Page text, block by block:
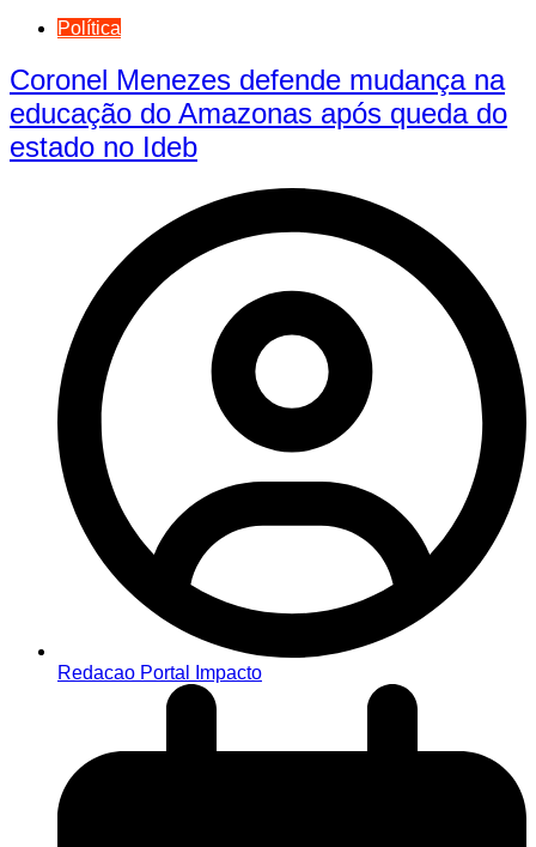
Política
Coronel Menezes defende mudança na
educação do Amazonas após queda do
estado no Ideb
Redacao Portal Impacto